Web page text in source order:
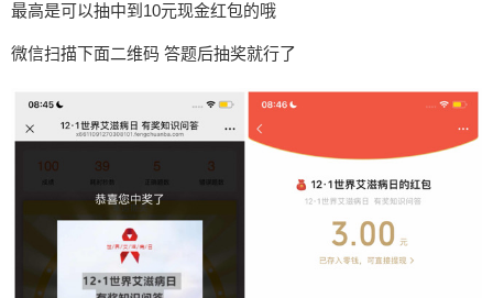
最高是可以抽中到10元现金红包的哦
微信扫描下面二维码 答题后抽奖就行了